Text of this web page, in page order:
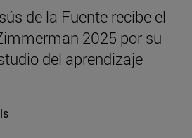
de la Fuente recibe el
2025 por su
del aprendizaje